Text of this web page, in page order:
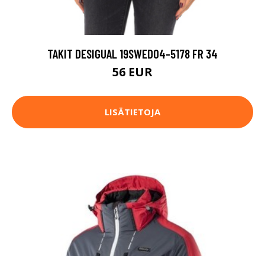
TAKIT DESIGUAL 19SWED04-5178 FR 34
56 EUR
LISÄTIETOJA